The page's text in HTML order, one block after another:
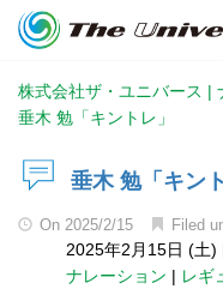
株式会社ザ・ユニバース |
垂木 勉「キントレ」
垂木 勉「キン
On 2025/2/15 Filed
2025年2月15日 (土)
ナレーション | レギ